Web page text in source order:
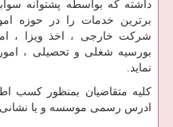
برترین خدمات را در حوزه
شرکت خارجی ، اخذ ویزا ،
بورسیه شغلی و تحصیلی ،
نماید.
کلیه متقاضیان بمنظور کسب
ادرس رسمی موسسه و یا نشانی